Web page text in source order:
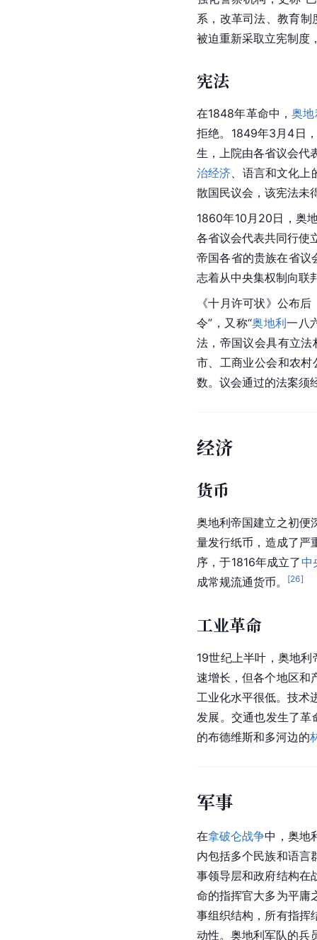
系，改革司法、教育制
被迫重新采取立宪制度
宪法
在1848年革命中，奥
拒绝。1849年3月4日
生，上院由各省议会代
治经济、语言和文化上
散国民议会，该宪法未
1860年10月20日，奥
各省议会代表共同行使
帝国各省的贵族在省议
志着从中央集权制向联
《十月许可状》公布后
令”，又称“奥地利一八
法，帝国议会具有立
市、工商业公会和农
数。议会通过的法案须
经济
货币
奥地利帝国建立之初便
量发行纸币，造成了严
序，于1816年成立了中
成常规流通货币。 [26]
工业革命
19世纪上半叶，奥地
速增长，但各个地区和
工业化水平很低。技术
发展。交通也发生了
的布德维斯和多河边的
军事
在拿破仑战争中，奥地
内包括多个民族和语言
事领导层和政府结构在
命的指挥官大多为平庸
事组织结构，所有指挥
动性。奥地利军队的兵